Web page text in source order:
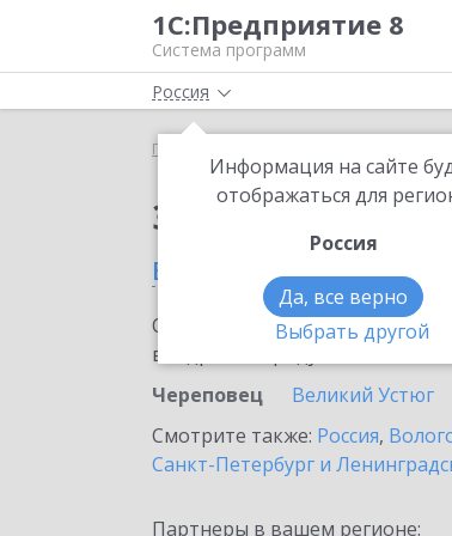
1С:Предприятие 8
Система программ
Россия
Информация на сайте
отображаться для
Россия
Да, все верно
Выбрать другой
Главная
Заказать 1C-UMI
в Череповце
Ознакомьтесь с
внедрение продукта.
Череповец
Великий Устюг
Смотрите также: Россия,
Санкт-Петербург и
Партнеры в вашем регионе: